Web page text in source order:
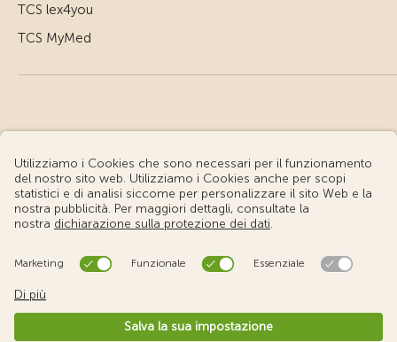
TCS lex4you
TCS MyMed
© Touring Club Svizzero
Condizioni d'uso – Informazioni giuridiche
Impostazione cookie